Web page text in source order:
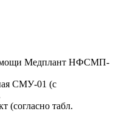
Медплант НФСМП-
СМУ-01 (с
(согласно табл.